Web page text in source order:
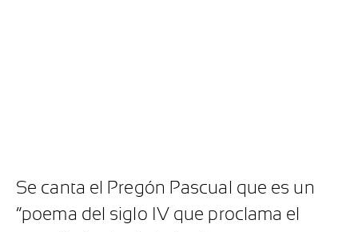
Se canta el Pregón Pascual que es un
“poema del siglo IV que proclama el